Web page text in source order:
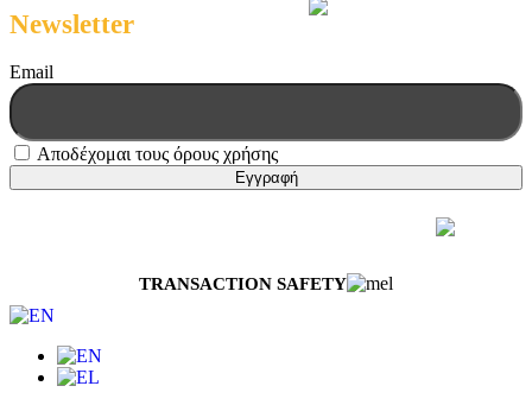
Newsletter
Email
Αποδέχομαι τους όρους χρήσης
TRANSACTION SAFETY